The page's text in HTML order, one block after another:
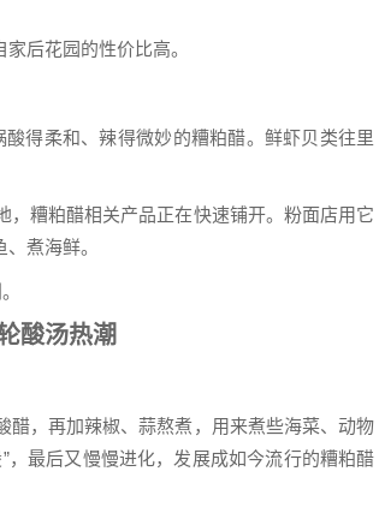
后花园的性价比高。
酸得柔和、辣得微妙的糟粕醋。鲜虾贝类往里
糟粕醋相关产品正在快速铺开。粉面店用它
煮海鲜。
酸汤热潮
，再加辣椒、蒜熬煮，用来煮些海菜、动物
，最后又慢慢进化，发展成如今流行的糟粕醋